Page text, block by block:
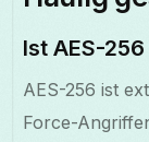
Ist AES-
AES-256 ist
Force-